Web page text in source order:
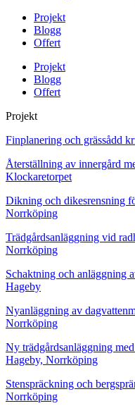
Projekt
Blogg
Offert
Projekt
Blogg
Offert
Projekt
Finplanering och grässådd
Återställning av innergård
Klockaretorpet
Dikning och dikesrensning
Norrköping
Trädgårdsanläggning vid
Norrköping
Schaktning och anläggning
Hageby
Nyanläggning av
Norrköping
Ny trädgårdsanläggning
Hageby, Norrköping
Stenspräckning och
Norrköping